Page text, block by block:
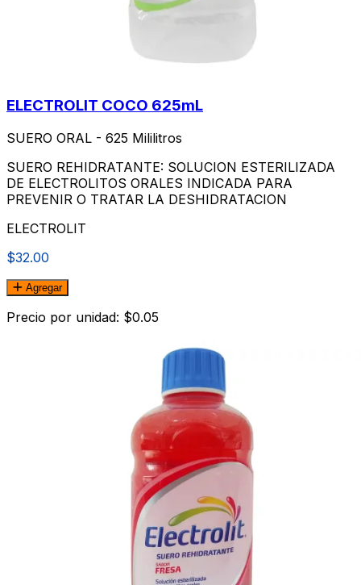
ELECTROLIT COCO 625mL
SUERO ORAL - 625 Mililitros
SUERO REHIDRATANTE: SOLUCION ESTERILIZADA
DE ELECTROLITOS ORALES INDICADA PARA
PREVENIR O TRATAR LA DESHIDRATACION
ELECTROLIT
$32.00
Agregar
Precio por unidad: $0.05